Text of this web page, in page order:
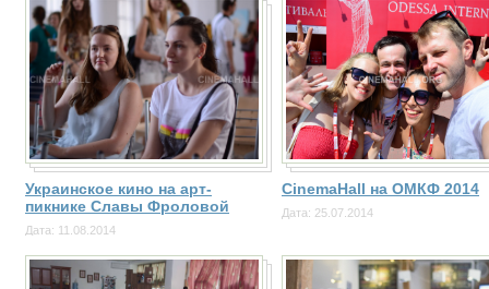
Украинское кино на арт-
пикнике Славы Фроловой
Дата: 11.08.2014
CinemaHall на ОМКФ 2014
Дата: 25.07.2014